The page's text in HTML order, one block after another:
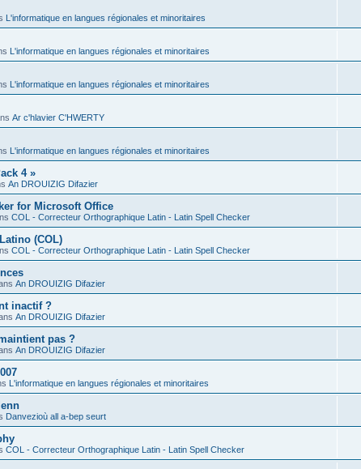
L'informatique en langues régionales et minoritaires
L'informatique en langues régionales et minoritaires
L'informatique en langues régionales et minoritaires
Ar c'hlavier C'HWERTY
L'informatique en langues régionales et minoritaires
4 »
An DROUIZIG Difazier
for Microsoft Office
COL - Correcteur Orthographique Latin - Latin Spell Checker
(COL)
COL - Correcteur Orthographique Latin - Latin Spell Checker
An DROUIZIG Difazier
inactif ?
An DROUIZIG Difazier
pas ?
An DROUIZIG Difazier
L'informatique en langues régionales et minoritaires
Danvezioù all a-bep seurt
COL - Correcteur Orthographique Latin - Latin Spell Checker